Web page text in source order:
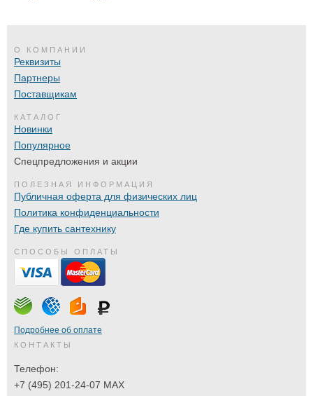
О КОМПАНИИ
Реквизиты
Партнеры
Поставщикам
КАТАЛОГ
Новинки
Популярное
Спецпредложения и акции
ПОЛЕЗНАЯ ИНФОРМАЦИЯ
Публичная оферта для физических лиц
Политика конфиденциальности
Где купить сантехнику
СПОСОБЫ ОПЛАТЫ
Подробнее об оплате
КОНТАКТЫ
Телефон:
+7 (495) 201-24-07 MAX